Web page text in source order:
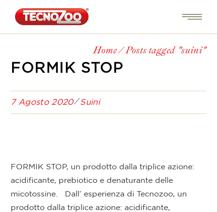
Home Posts tagged "suini"
FORMIK STOP
7 Agosto 2020 Suini
FORMIK STOP, un prodotto dalla triplice azione:
acidificante, prebiotico e denaturante delle
micotossine. Dall’ esperienza di Tecnozoo, un
prodotto dalla triplice azione: acidificante,